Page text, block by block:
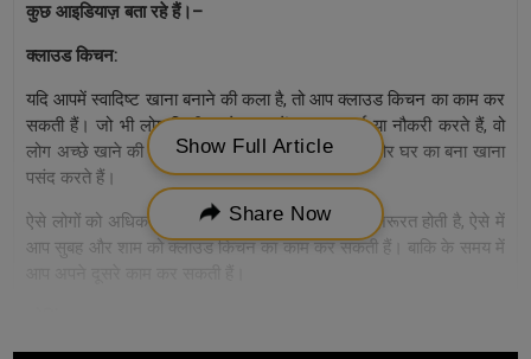
कुछ आइडियाज़ बता रहे हैं।–
क्लाउड किचन:
यदि आपमें स्वादिष्ट खाना बनाने की कला है, तो आप क्लाउड किचन का काम कर
सकती हैं। जो भी लोग किसी दूसरे शहर में रहकर पढ़ाई या नौकरी करते हैं, वो
लोग अच्छे खाने की तलाश में रहते हैं। ऐसे लोग स्वादिष्ट और घर का बना खाना
पसंद करते हैं।
ऐसे लोगों को अधिकतर सुबह और शाम के समय खाने की ज़रूरत होती है, ऐसे में
आप सुबह और शाम को क्लाउड किचन का काम कर सकती हैं। बाकि के समय में
Show Full Article
Share Now